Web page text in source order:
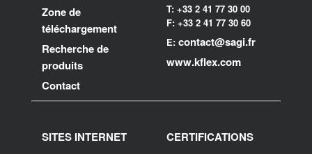
Zone de
téléchargement
Recherche de
produits
Contact
T: +33 2 41 77 30 00
F: +33 2 41 77 30 60
E: contact@sagi.fr
www.kflex.com
SITES INTERNET
CERTIFICATIONS